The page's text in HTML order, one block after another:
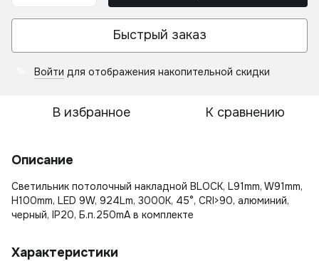
Быстрый заказ
Войти для отображения накопительной скидки
В избранное К сравнению
Описание
Светильник потолочный накладной BLOCK, L91mm, W91mm,
H100mm, LED 9W, 924Lm, 3000К, 45°, CRI>90, алюминий,
черный, IP20, Б.п.250mA в комплекте
Характеристики